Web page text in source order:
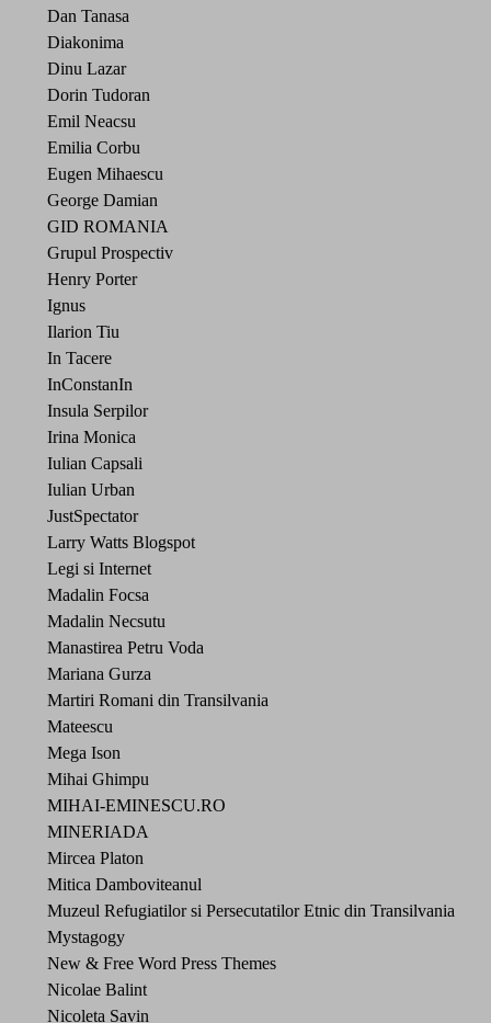
Dan Tanasa
Diakonima
Dinu Lazar
Dorin Tudoran
Emil Neacsu
Emilia Corbu
Eugen Mihaescu
George Damian
GID ROMANIA
Grupul Prospectiv
Henry Porter
Ignus
Ilarion Tiu
In Tacere
InConstanIn
Insula Serpilor
Irina Monica
Iulian Capsali
Iulian Urban
JustSpectator
Larry Watts Blogspot
Legi si Internet
Madalin Focsa
Madalin Necsutu
Manastirea Petru Voda
Mariana Gurza
Martiri Romani din Transilvania
Mateescu
Mega Ison
Mihai Ghimpu
MIHAI-EMINESCU.RO
MINERIADA
Mircea Platon
Mitica Damboviteanul
Muzeul Refugiatilor si Persecutatilor Etnic din Transilvania
Mystagogy
New & Free Word Press Themes
Nicolae Balint
Nicoleta Savin